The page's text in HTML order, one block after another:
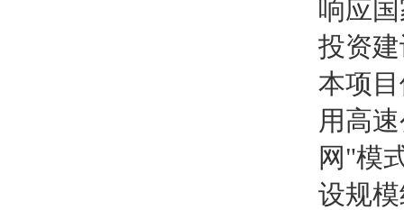
响应
投资
本项
用高
网"模
设规